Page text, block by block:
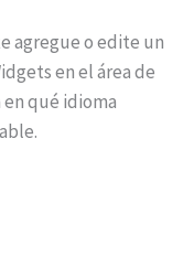
agregue o edite un
en el área de
qué idioma